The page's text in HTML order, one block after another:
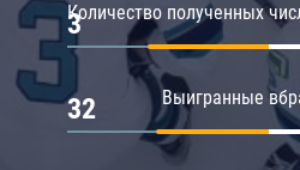
Количество полученных
3
Выигранные
32